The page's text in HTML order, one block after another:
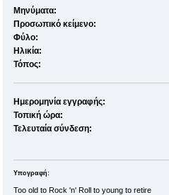
Μηνύματα:
Προσωπικό κείμενο:
Φύλο:
Ηλικία:
Τόπος:
Ημερομηνία εγγραφής:
Τοπική ώρα:
Τελευταία σύνδεση:
Υπογραφή:
Too old to Rock 'n' Roll to young to retire